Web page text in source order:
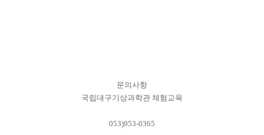
문의사항
국립대구기상과학관 체험교육
053)953-0365